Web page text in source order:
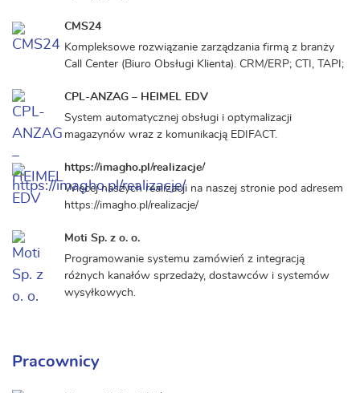
CMS24
Kompleksowe rozwiązanie zarządzania firmą z branży
Call Center (Biuro Obsługi Klienta). CRM/ERP; CTI, TAPI;
CPL-ANZAG – HEIMEL EDV
System automatycznej obsługi i optymalizacji
magazynów wraz z komunikacją EDIFACT.
https://imagho.pl/realizacje/
Więcej naszych realizacji na naszej stronie pod adresem
https://imagho.pl/realizacje/
Moti Sp. z o. o.
Programowanie systemu zamówień z integracją
różnych kanałów sprzedaży, dostawców i systemów
wysyłkowych.
Pracownicy